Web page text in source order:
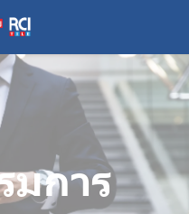
การ